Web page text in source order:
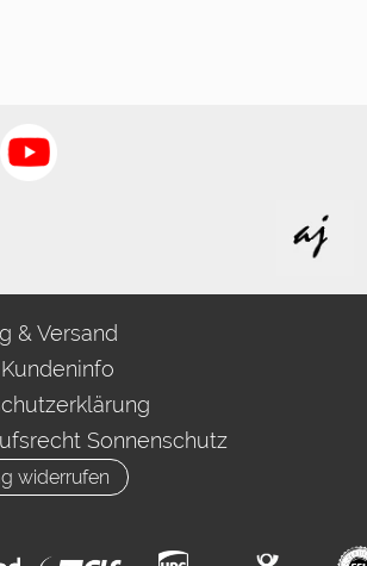
& Versand
Sonnenschutz
widerrufen